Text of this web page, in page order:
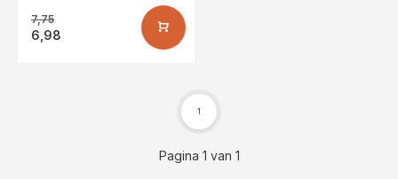
7,75
6,98
Pagina 1 van 1
1